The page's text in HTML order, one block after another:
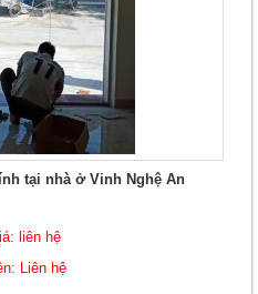
tại nhà ở Vinh Nghệ An
liên hệ
Liên hệ